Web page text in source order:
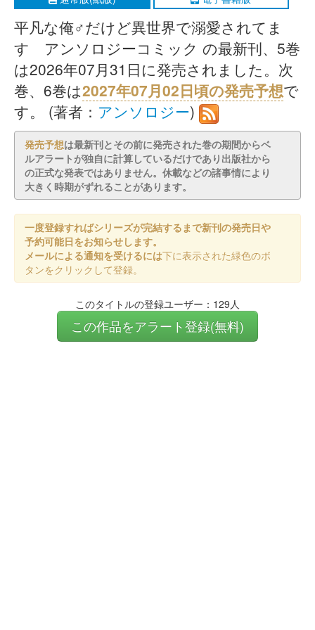
平凡な俺♂だけど異世界で溺愛されてま
す アンソロジーコミック の最新刊、5巻
は2026年07月31日に発売されました。次
巻、6巻は2027年07月02日頃の発売予想で
す。 (著者： アンソロジー)
発売予想は最新刊とその前に発売された巻の期間からベ
ルアラートが独自に計算しているだけであり出版社から
の正式な発表ではありません。休載などの諸事情により
大きく時期がずれることがあります。
一度登録すればシリーズが完結するまで新刊の発売日や
予約可能日をお知らせします。
メールによる通知を受けるには下に表示された緑色のボ
タンをクリックして登録。
このタイトルの登録ユーザー：129人
この作品をアラート登録(無料)